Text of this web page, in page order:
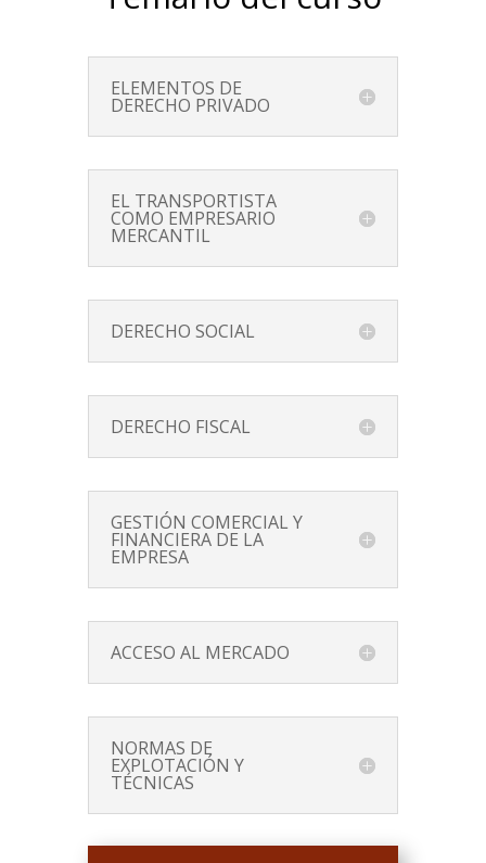
ELEMENTOS DE
DERECHO PRIVADO
EL TRANSPORTISTA
COMO EMPRESARIO
MERCANTIL
DERECHO SOCIAL
DERECHO FISCAL
GESTIÓN COMERCIAL Y
FINANCIERA DE LA
EMPRESA
ACCESO AL MERCADO
NORMAS DE
EXPLOTACIÓN Y
TÉCNICAS